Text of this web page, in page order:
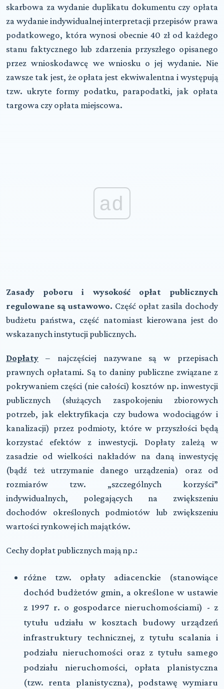
skarbowa za wydanie duplikatu dokumentu czy opłata
za wydanie indywidualnej interpretacji przepisów prawa
podatkowego, która wynosi obecnie 40 zł od każdego
stanu faktycznego lub zdarzenia przyszłego opisanego
przez wnioskodawcę we wniosku o jej wydanie. Nie
zawsze tak jest, że opłata jest ekwiwalentna i występują
tzw. ukryte formy podatku, parapodatki, jak opłata
targowa czy opłata miejscowa.
ad
Zasady poboru i wysokość opłat publicznych
regulowane są ustawowo. Część opłat zasila dochody
budżetu państwa, część natomiast kierowana jest do
wskazanych instytucji publicznych.
Dopłaty
– najczęściej nazywane są w przepisach
prawnych opłatami. Są to daniny publiczne związane z
pokrywaniem części (nie całości) kosztów np. inwestycji
publicznych (służących zaspokojeniu zbiorowych
potrzeb, jak elektryfikacja czy budowa wodociągów i
kanalizacji) przez podmioty, które w przyszłości będą
korzystać efektów z inwestycji. Dopłaty zależą w
zasadzie od wielkości nakładów na daną inwestycję
(bądź też utrzymanie danego urządzenia) oraz od
rozmiarów tzw. „szczególnych korzyści”
indywidualnych, polegających na zwiększeniu
dochodów określonych podmiotów lub zwiększeniu
wartości rynkowej ich majątków.
Cechy dopłat publicznych mają np.:
różne tzw. opłaty adiacenckie (stanowiące
dochód budżetów gmin, a określone w ustawie
z 1997 r. o gospodarce nieruchomościami) - z
tytułu udziału w kosztach budowy urządzeń
infrastruktury technicznej, z tytułu scalania i
podziału nieruchomości oraz z tytułu samego
podziału nieruchomości, opłata planistyczna
(tzw. renta planistyczna), podstawę wymiaru